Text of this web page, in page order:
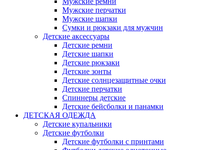
Мужские перчатки
Мужские шапки
Сумки и рюкзаки для мужчин
Детские аксессуары
Детские ремни
Детские шапки
Детские рюкзаки
Детские зонты
Детские солнцезащитные очки
Детские перчатки
Спиннеры детские
Детские бейсболки и панамки
ДЕТСКАЯ ОДЕЖДА
Детские купальники
Детские футболки
Детские футболки с принтами